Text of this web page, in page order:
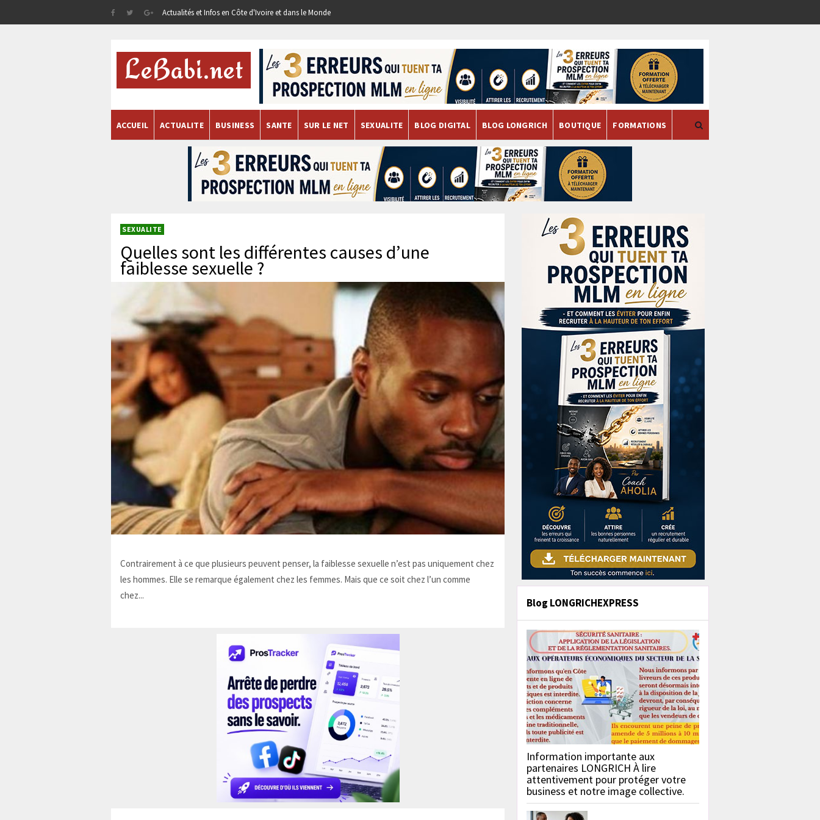
Actualités et Infos en Côte d'Ivoire et dans le Monde
ACCUEIL ACTUALITE BUSINESS SANTE SUR LE NET SEXUALITE BLOG DIGITAL BLOG LONGRICH BOUTIQUE FORMATIONS
SEXUALITE
Quelles sont les différentes causes d’une
faiblesse sexuelle ?
Contrairement à ce que plusieurs peuvent penser, la faiblesse sexuelle n’est pas uniquement chez
les hommes. Elle se remarque également chez les femmes. Mais que ce soit chez l’un comme
chez...
Blog LONGRICHEXPRESS
Information importante aux
partenaires LONGRICH À lire
attentivement pour protéger votre
business et notre image collective.